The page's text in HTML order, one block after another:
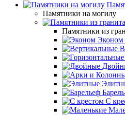
Памятники на могилу
Памятники из
Эконом
С